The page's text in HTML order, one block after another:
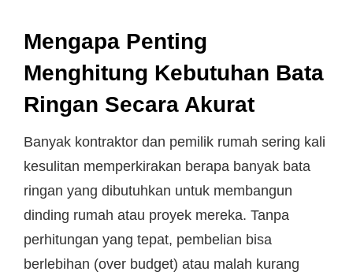
Mengapa Penting
Menghitung Kebutuhan Bata
Ringan Secara Akurat
Banyak kontraktor dan pemilik rumah sering kali
kesulitan memperkirakan berapa banyak bata
ringan yang dibutuhkan untuk membangun
dinding rumah atau proyek mereka. Tanpa
perhitungan yang tepat, pembelian bisa
berlebihan (over budget) atau malah kurang